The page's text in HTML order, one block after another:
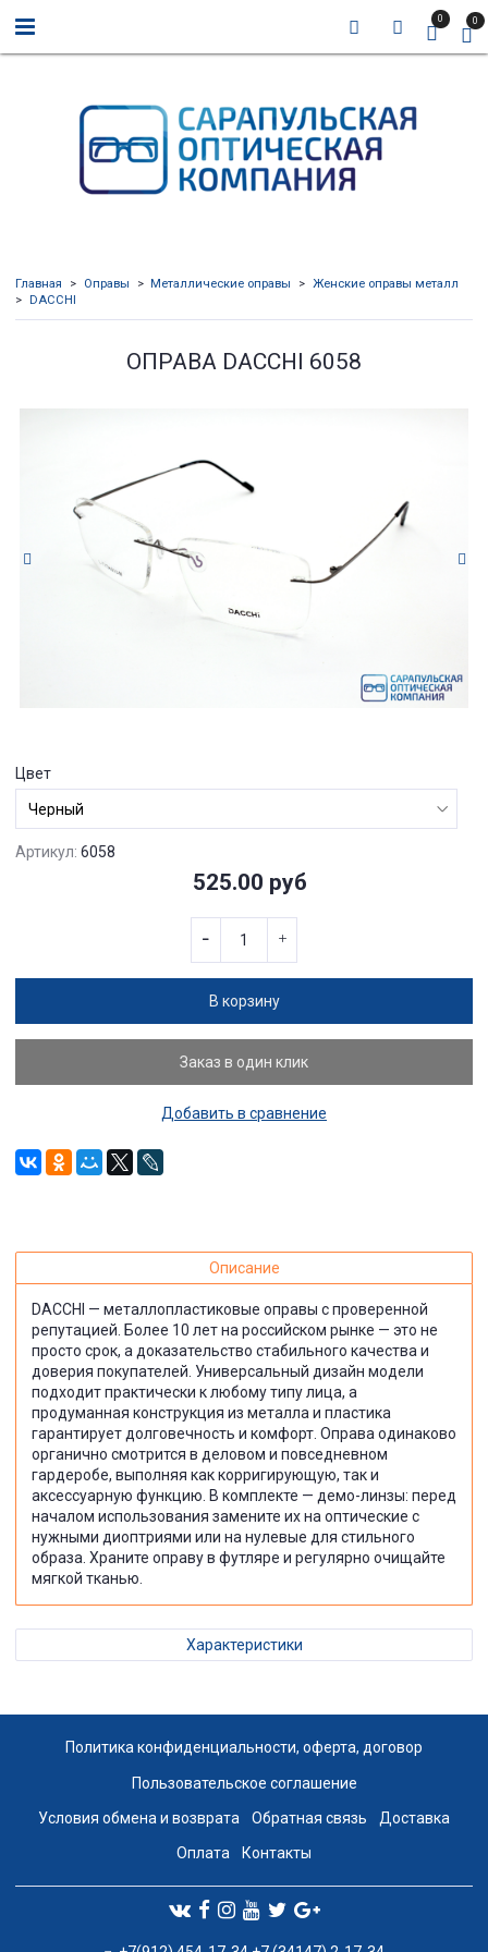
0 0
Главная Оправы Металлические оправы
Женские оправы металл
DACCHI
ОПРАВА DACCHI 6058
Цвет
Артикул: 6058
525.00 руб
В корзину
Заказ в один клик
Добавить в сравнение
Описание
DACCHI — металлопластиковые оправы с проверенной
репутацией. Более 10 лет на российском рынке — это не
просто срок, а доказательство стабильного качества и
доверия покупателей. Универсальный дизайн модели
подходит практически к любому типу лица, а
продуманная конструкция из металла и пластика
гарантирует долговечность и комфорт. Оправа одинаково
органично смотрится в деловом и повседневном
гардеробе, выполняя как корригирующую, так и
аксессуарную функцию. В комплекте — демо-линзы: перед
началом использования замените их на оптические с
нужными диоптриями или на нулевые для стильного
образа. Храните оправу в футляре и регулярно очищайте
мягкой тканью.
Характеристики
Политика конфиденциальности, оферта, договор
Пользовательское соглашение
Условия обмена и возврата Обратная связь Доставка
Оплата Контакты